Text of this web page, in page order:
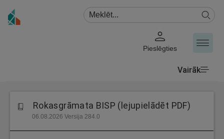
Pieslēgties
Vairāk
Rokasgrāmata BISP (lejupielādēt PDF)
06.08.2026 Versija 284.0